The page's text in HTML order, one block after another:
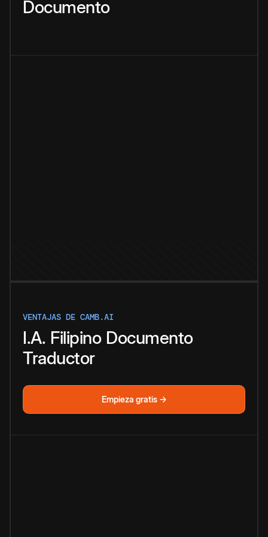
Documento
VENTAJAS DE CAMB.AI
I.A. Filipino Documento
Traductor
Empieza gratis →